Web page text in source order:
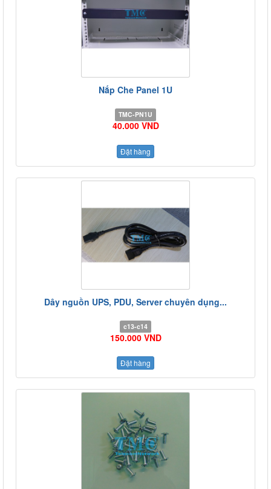
Nắp Che Panel 1U
TMC-PN1U
40.000 VND
Đặt hàng
Dây nguồn UPS, PDU, Server chuyên dụng...
c13-c14
150.000 VND
Đặt hàng